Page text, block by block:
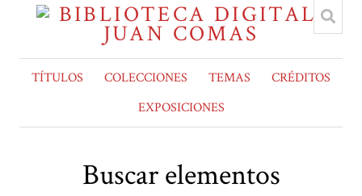
TÍTULOS COLECCIONES TEMAS
CRÉDITOS
EXPOSICIONES
Buscar elementos